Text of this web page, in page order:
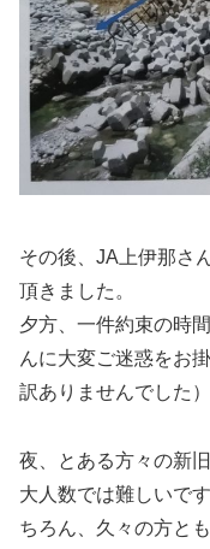
その後、JA上伊那さ
頂きました。
夕方、一件約束の時
んに大変ご迷惑をお
訳ありませんでした）
夜、とある方々の新
大人数では難しいで
ちろん、久々の方と